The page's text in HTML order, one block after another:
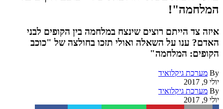
המלחמה"!
איזה צד הייתם רוצים שינצח במלחמה בין הקופים לבני
האדם? ענו על השאלה ואולי תזכו בחולצה של "כוכב
הקופים: המלחמה"
By מערכת גיקלואיד
יולי 9, 2017
By מערכת גיקלואיד
יולי 9, 2017